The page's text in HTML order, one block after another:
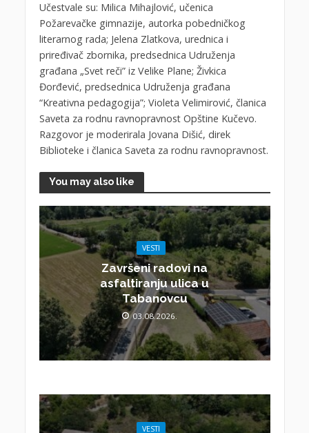
Učestvale su: Milica Mihajlović, učenica
Požarevačke gimnazije, autorka pobedničkog
literarnog rada; Jelena Zlatkova, urednica i
priređivač zbornika, predsednica Udruženja
građana „Svet reči” iz Velike Plane; Živkica
Đorđević, predsednica Udruženja građana
“Kreativna pedagogija”; Violeta Velimirović, članica
Saveta za rodnu ravnopravnost Opštine Kučevo.
Razgovor je moderirala Jovana Dišić, direk
Biblioteke i članica Saveta za rodnu ravnopravnost.
You may also like
VESTI
Završeni radovi na
asfaltiranju ulica u
Tabanovcu
03.08.2026.
VESTI